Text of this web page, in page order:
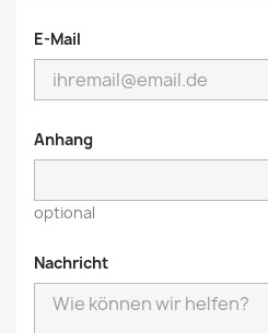
E-Mail
Anhang
optional
Nachricht